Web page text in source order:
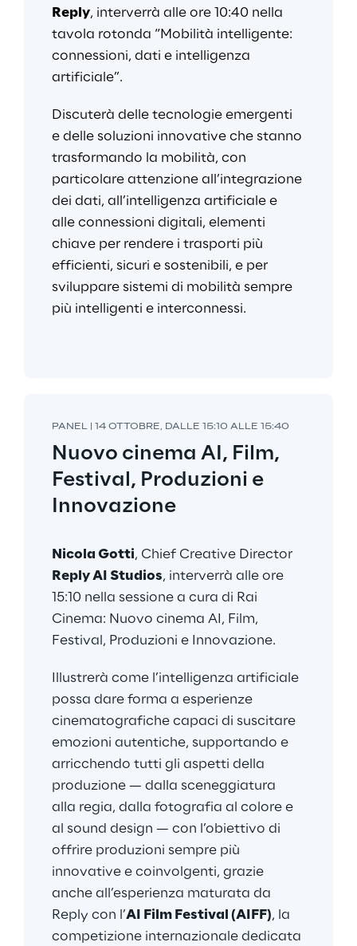
Reply, interverrà alle ore 10:40 nella
tavola rotonda “Mobilità intelligente:
connessioni, dati e intelligenza
artificiale”.
Discuterà delle tecnologie emergenti
e delle soluzioni innovative che stanno
trasformando la mobilità, con
particolare attenzione all’integrazione
dei dati, all’intelligenza artificiale e
alle connessioni digitali, elementi
chiave per rendere i trasporti più
efficienti, sicuri e sostenibili, e per
sviluppare sistemi di mobilità sempre
più intelligenti e interconnessi.
PANEL | 14 OTTOBRE, DALLE 15:10 ALLE 15:40
Nuovo cinema AI, Film,
Festival, Produzioni e
Innovazione
Nicola Gotti, Chief Creative Director
Reply AI Studios, interverrà alle ore
15:10 nella sessione a cura di Rai
Cinema: Nuovo cinema AI, Film,
Festival, Produzioni e Innovazione.
Illustrerà come l’intelligenza artificiale
possa dare forma a esperienze
cinematografiche capaci di suscitare
emozioni autentiche, supportando e
arricchendo tutti gli aspetti della
produzione — dalla sceneggiatura
alla regia, dalla fotografia al colore e
al sound design — con l’obiettivo di
offrire produzioni sempre più
innovative e coinvolgenti, grazie
anche all’esperienza maturata da
Reply con l’AI Film Festival (AIFF), la
competizione internazionale dedicata